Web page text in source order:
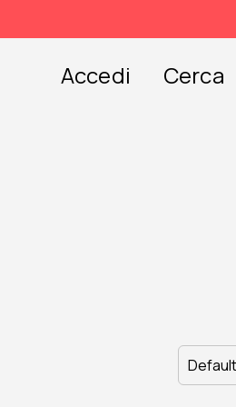
Accedi Cerca